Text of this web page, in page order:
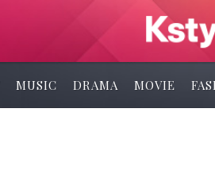
MUSIC DRAMA MOVIE